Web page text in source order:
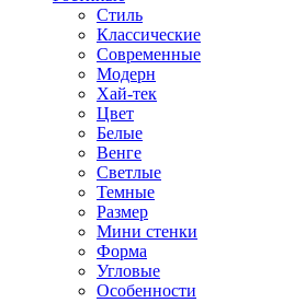
Стиль
Классические
Современные
Модерн
Хай-тек
Цвет
Белые
Венге
Светлые
Темные
Размер
Мини стенки
Форма
Угловые
Особенности